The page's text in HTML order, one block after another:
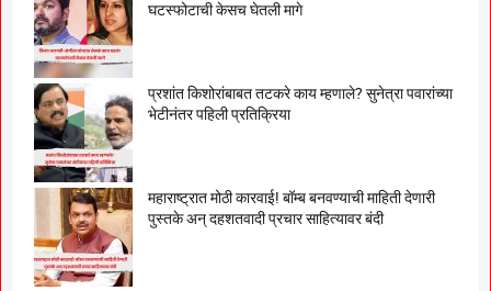
घटस्फोटाची केसच घेतली मागे
प्रशांत किशोरांबाबत तटकरे काय म्हणाले? सुनेत्रा पवारांच्या
भेटीनंतर पहिली प्रतिक्रिया
महाराष्ट्रात मोठी कारवाई! बॉम्ब बनवण्याची माहिती देणारी
पुस्तके अन् दहशतवादी प्रचार साहित्यावर बंदी